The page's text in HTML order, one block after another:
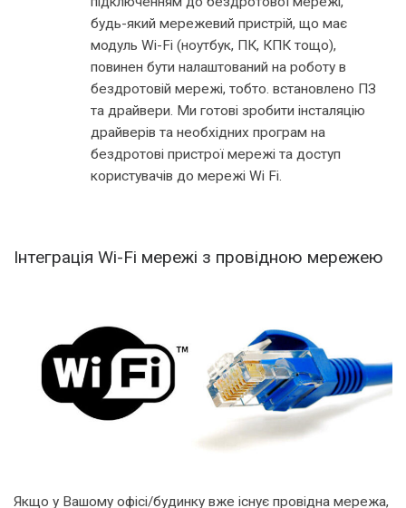
будь-який мережевий пристрій, що має
модуль Wi-Fi (ноутбук, ПК, КПК тощо),
повинен бути налаштований на роботу в
бездротовій мережі, тобто. встановлено ПЗ
та драйвери. Ми готові зробити інсталяцію
драйверів та необхідних програм на
бездротові пристрої мережі та доступ
користувачів до мережі Wi Fi.
Інтеграція Wi-Fi мережі з провідною мережею
Якщо у Вашому офісі/будинку вже існує провідна мережа,